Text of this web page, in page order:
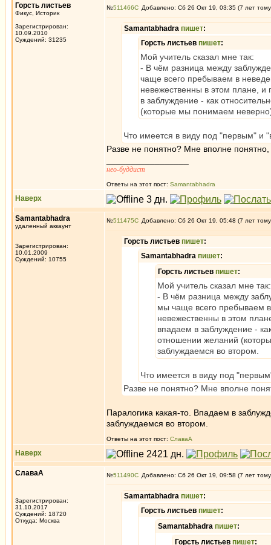
Горсть листьев
Фикус, Историк
Зарегистрирован:
10.09.2010
Суждений: 31235
№511466 Добавлено: Сб 26 Окт 19, 03:35 (7 лет
Samantabhadra пишет:
Горсть листьев пишет:
Мой учитель сказал мне так:
- В чём разница между
чаще всего пребываем в
невежественны в этом плане,
в заблуждение - как
(которые мы понимаем
Что имеется в виду под "первым" и
Разве не понятно? Мне вполне понятно,
нео-буддист
Ответы на этот пост: Samantabhadra
Наверх
Samantabhadra
удаленный аккаунт
Зарегистрирован:
10.01.2009
Суждений: 10755
№511475 Добавлено: Сб 26 Окт 19, 05:48 (7 лет
Горсть листьев пишет:
Samantabhadra пишет:
Горсть листьев пишет:
Мой учитель сказал мне так:
- В чём разница между
мы чаще всего пребываем
невежественны в этом
впадаем в заблуждение -
отношении желаний
заблуждаемся во втором.
Что имеется в виду под
Разве не понятно? Мне вполне
Паралогика какая-то. Впадаем в
заблуждаемся во втором.
Ответы на этот пост: СлаваА
Наверх
СлаваА
Зарегистрирован:
31.10.2017
Суждений: 18720
Откуда: Москва
№511490 Добавлено: Сб 26 Окт 19, 09:58 (7 лет
Samantabhadra пишет:
Горсть листьев пишет:
Samantabhadra пишет:
Горсть листьев пишет: